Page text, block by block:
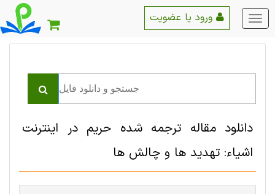
منو
اصلی
دانلود مقاله ترجمه شده حریم در اینترنت
اشیاء: تهدید ها و چالش ها